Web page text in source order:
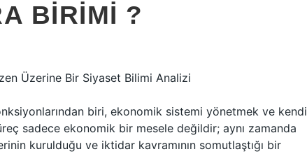
BIRIMI ?
Üzerine Bir Siyaset Bilimi Analizi
biri, ekonomik sistemi yönetmek ve kendi
sadece ekonomik bir mesele değildir; aynı zamanda
kurulduğu ve iktidar kavramının somutlaştığı bir